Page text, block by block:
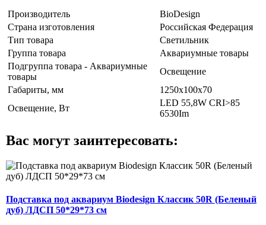
Производитель
BioDesign
Страна изготовления
Российская Федерация
Тип товара
Светильник
Группа товара
Аквариумные товары
Подгруппа товара - Аквариумные
товары
Освещение
Габариты, мм
1250х100х70
Освещение, Вт
LED 55,8W CRI>85
6530Im
Вас могут заинтересовать:
Подставка под аквариум Biodesign Классик 50R (Беленый
дуб) ЛДСП 50*29*73 см